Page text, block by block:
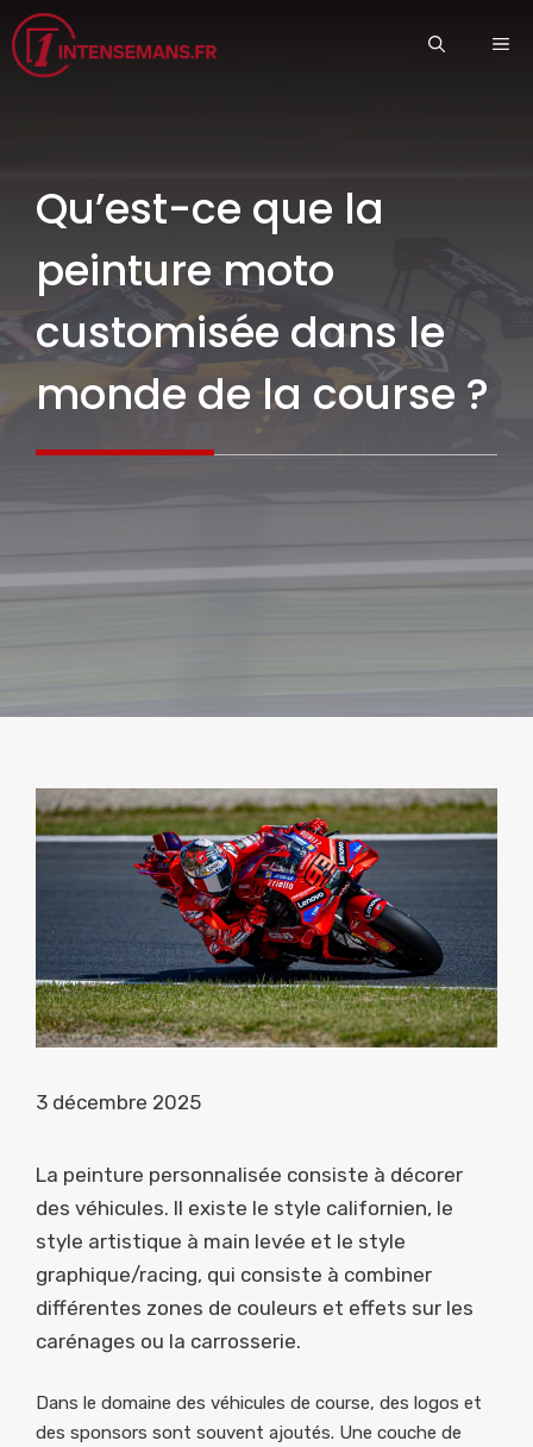
Aller
au
contenu
Qu’est-ce que la
peinture moto
customisée dans le
monde de la course ?
3 décembre 2025
La peinture personnalisée consiste à décorer
des véhicules. Il existe le style californien, le
style artistique à main levée et le style
graphique/racing, qui consiste à combiner
différentes zones de couleurs et effets sur les
carénages ou la carrosserie.
Dans le domaine des véhicules de course, des logos et
des sponsors sont souvent ajoutés. Une couche de